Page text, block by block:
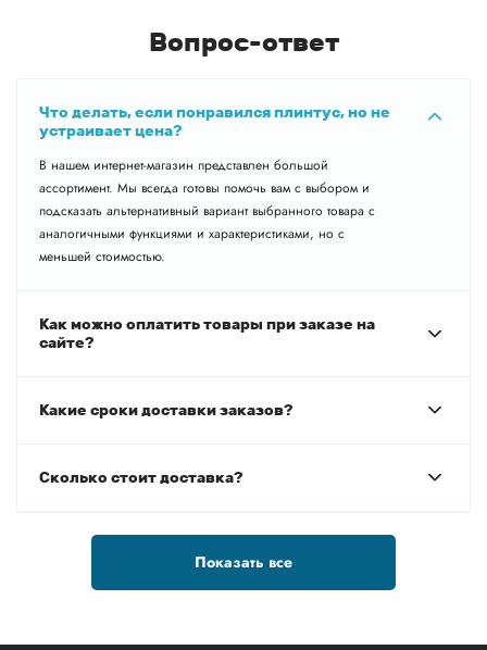
Вопрос-ответ
Что делать, если понравился плинтус, но не
устраивает цена?
В нашем интернет-магазин представлен большой
ассортимент. Мы всегда готовы помочь вам с выбором и
подсказать альтернативный вариант выбранного товара с
аналогичными функциями и характеристиками, но с
меньшей стоимостью.
Как можно оплатить товары при заказе на
сайте?
Какие сроки доставки заказов?
Сколько стоит доставка?
Показать все